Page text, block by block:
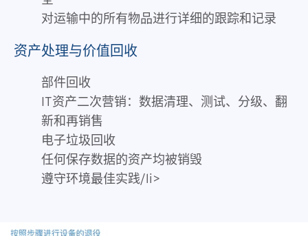
对运输中的所有物品进行详细的跟踪和记录
资产处理与价值回收
部件回收
IT资产二次营销：数据清理、测试、分级、翻
新和再销售
电子垃圾回收
任何保存数据的资产均被销毁
遵守环境最佳实践/li>